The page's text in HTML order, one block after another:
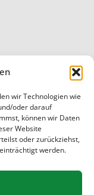
wir Technologien wie
oder darauf
können wir Daten
Website
oder zurückziehst,
werden.
Beitrag